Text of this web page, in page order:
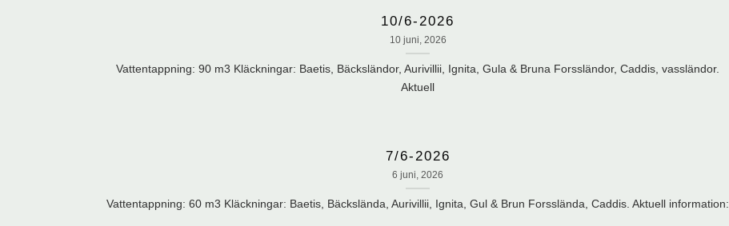
10/6-2026
10 juni, 2026
Vattentappning: 90 m3 Kläckningar: Baetis, Bäcksländor, Aurivillii, Ignita, Gula & Bruna Forssländor, Caddis, vassländor.
Aktuell
7/6-2026
6 juni, 2026
Vattentappning: 60 m3 Kläckningar: Baetis, Bäckslända, Aurivillii, Ignita, Gul & Brun Forsslända, Caddis. Aktuell information: